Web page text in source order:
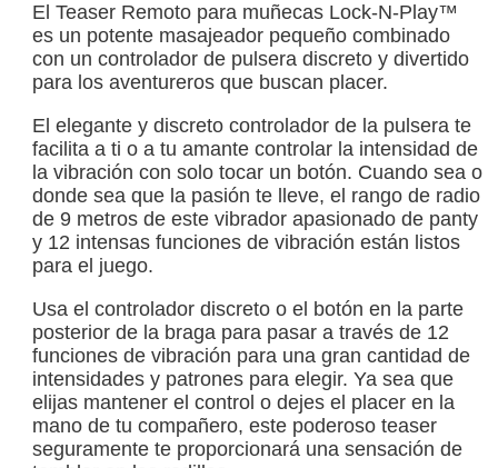
El Teaser Remoto para muñecas Lock-N-Play™
es un potente masajeador pequeño combinado
con un controlador de pulsera discreto y divertido
para los aventureros que buscan placer.
El elegante y discreto controlador de la pulsera te
facilita a ti o a tu amante controlar la intensidad de
la vibración con solo tocar un botón. Cuando sea o
donde sea que la pasión te lleve, el rango de radio
de 9 metros de este vibrador apasionado de panty
y 12 intensas funciones de vibración están listos
para el juego.
Usa el controlador discreto o el botón en la parte
posterior de la braga para pasar a través de 12
funciones de vibración para una gran cantidad de
intensidades y patrones para elegir. Ya sea que
elijas mantener el control o dejes el placer en la
mano de tu compañero, este poderoso teaser
seguramente te proporcionará una sensación de